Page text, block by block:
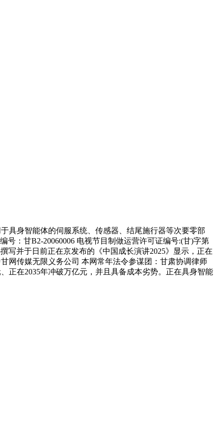
身智能体的伺服系统、传感器、结尾施行器等次要零部
号：甘B2-20060006 电视节目制做运营许可证编号:(甘)字第
写并于日前正在京发布的《中国成长演讲2025》显示，正在
网传媒无限义务公司 本网常年法令参谋团：甘肃协调律师
正在2035年冲破万亿元，并且具备成本劣势。正在具身智能